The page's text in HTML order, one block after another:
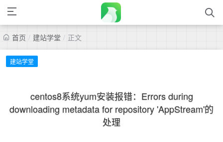
首页 / 建站学堂 / 正文
建站学堂
centos8系统yum安装报错：Errors during
downloading metadata for repository 'AppStream'的
处理